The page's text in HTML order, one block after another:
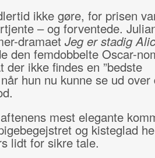
ikke gøre, for prisen
– og forventede.
dramaet Jeg er stadig
den femdobbelte Oscar-
ikke findes en ”bedste
hun nu kunne se ud over
mest elegante
og kisteglad
lidt for sikre tale.